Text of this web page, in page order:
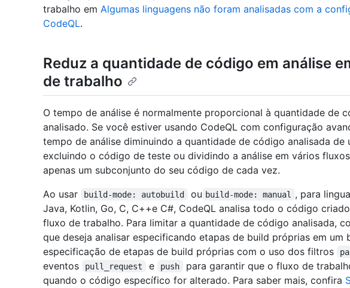
trabalho em Algumas linguagens não foram analisadas com a
CodeQL.
Reduz a quantidade de código em análise
de trabalho
O tempo de análise é normalmente proporcional à quantidade de
analisado. Se você estiver usando CodeQL com configuração
tempo de análise diminuindo a quantidade de código analisada de
excluindo o código de teste ou dividindo a análise em vários
apenas um subconjunto do seu código de cada vez.
Ao usar
build-mode: autobuild ou build-mode: manual
, para
Java, Kotlin, Go, C, C++e C#, CodeQL analisa todo o código
fluxo de trabalho. Para limitar a quantidade de código analisada,
que deseja analisar especificando etapas de build próprias em um
especificação de etapas de build próprias com o uso dos filtros
eventos
pull_request e push
para garantir que o fluxo de
quando o código específico for alterado. Para saber mais, confira